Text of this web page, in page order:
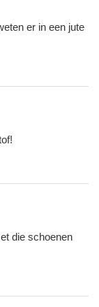
er in een jute
die schoenen